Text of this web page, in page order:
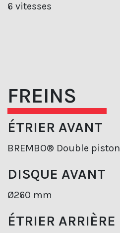
6 vitesses
FREINS
ÉTRIER AVANT
BREMBO® Double piston
DISQUE AVANT
Ø260 mm
ÉTRIER ARRIÈRE